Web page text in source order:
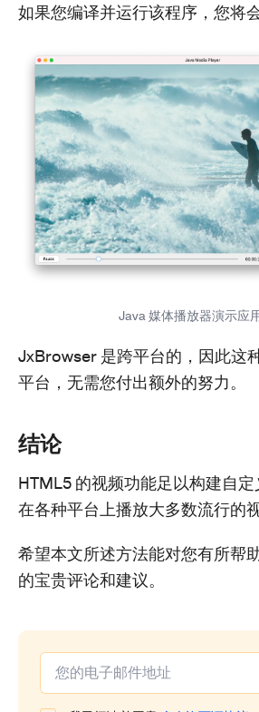
如果您编译并运行该程序，您将
Java 媒体播放器演示应
JxBrowser 是跨平台的，因此这
平台，无需您付出额外的努力。
结论
HTML5 的视频功能足以构建自
在各种平台上播放大多数流行的
希望本文所述方法能对您有所帮
的宝贵评论和建议。